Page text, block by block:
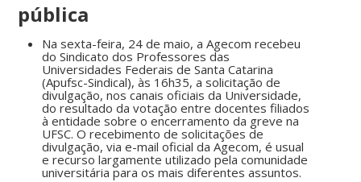
pública
Na sexta-feira, 24 de maio, a Agecom recebeu
do Sindicato dos Professores das
Universidades Federais de Santa Catarina
(Apufsc-Sindical), às 16h35, a solicitação de
divulgação, nos canais oficiais da Universidade,
do resultado da votação entre docentes filiados
à entidade sobre o encerramento da greve na
UFSC. O recebimento de solicitações de
divulgação, via e-mail oficial da Agecom, é usual
e recurso largamente utilizado pela comunidade
universitária para os mais diferentes assuntos.